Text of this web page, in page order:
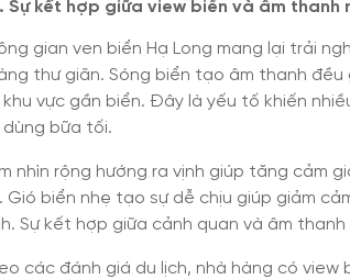
Sự kết hợp giữa view biển và âm thanh
gian ven biển Hạ Long mang lại trải
thư giãn. Sóng biển tạo âm thanh
vực gần biển. Đây là yếu tố khiến
dùng bữa tối.
nhìn rộng hướng ra vịnh giúp tăng cảm
Gió biển nhẹ tạo sự dễ chịu giúp giảm
Sự kết hợp giữa cảnh quan và âm
các đánh giá du lịch, nhà hàng có view